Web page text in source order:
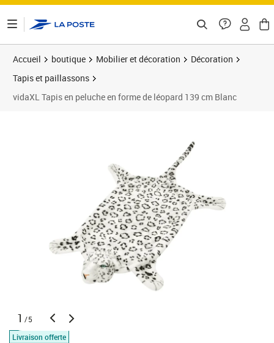
Accueil boutique Mobilier et décoration
Décoration
Tapis et paillassons
vidaXL Tapis en peluche en forme de léopard 139 cm Blanc
1 /5
Livraison offerte